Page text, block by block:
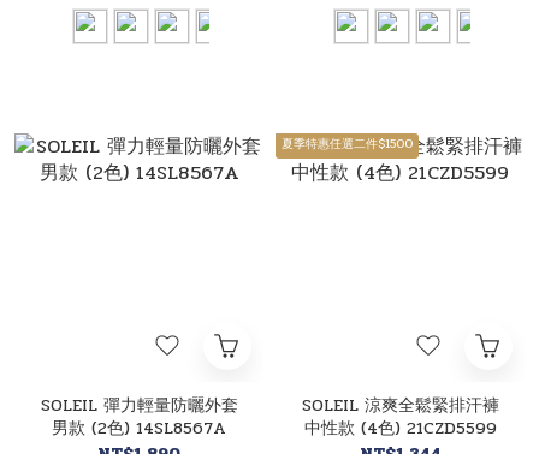
SOLEIL 彈力輕量防曬外套
男款 (2色) 14SL8567A
夏季特惠任選二件$1500
SOLEIL 涼爽全鬆緊排汗褲
中性款 (4色) 21CZD5599